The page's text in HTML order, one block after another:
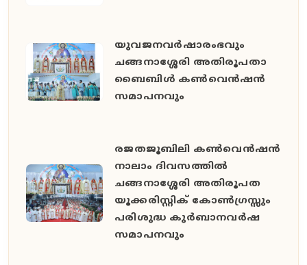
യുവജനവർഷാരംഭവും
ചങ്ങനാശ്ശേരി അതിരൂപതാ
ബൈബിൾ കൺവെൻഷൻ
സമാപനവും
രജതജൂബിലി കൺവെൻഷൻ
നാലാം ദിവസത്തിൽ
ചങ്ങനാശ്ശേരി അതിരൂപത
യൂക്കരിസ്റ്റിക് കോൺഗ്രസ്സും
പരിശുദ്ധ കുർബാനവർഷ
സമാപനവും